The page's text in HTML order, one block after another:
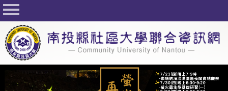
回首頁
關於社大
公佈欄
行事曆